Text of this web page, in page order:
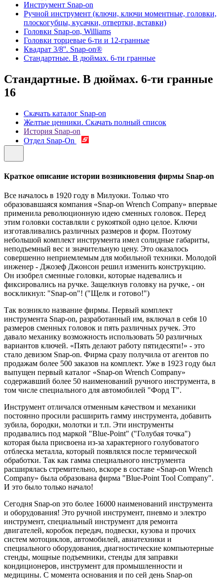
Инструмент Snap-on
Ручной инструмент (ключи, ключи моментные, головки,
плоскогубцы, кусачки, отвертки, вставки)
Головки Snap-on, Williams
Головки торцевые 6-ти и 12-гранные
Квадрат 3/8''. Snap-on®
Стандартные. В дюймах. 6-ти гранные
Стандартные. В дюймах. 6-ти гранные
16
Скачать каталог Snap-on
Желтые ценники. Скачать полный список
История Snap-on
Отдел Snap-On
Краткое описание истории возникновения фирмы Snap-on
Все началось в 1920 году в Милуоки. Только что
образовавшаяся компания «Snap-on Wrench Company» впервые
применила революционную идею сменных головок. Перед
этим головки составляли с рукояткой одно целое. Ключи
изготавливались различных размеров и форм. Поэтому
небольшой комплект инструмента имел солидные габариты,
неподъемный вес и значительную цену. Это оказалось
совершенно неприемлемым для мобильной техники. Молодой
инженер - Джозеф Джонсон решил изменить конструкцию.
Он изобрел сменные головки, которые надевались и
фиксировались на ручке. Защелкнув головку на ручке, - он
воскликнул: "Snap-on"! ("Щелк и готово!")
Так возникло название фирмы. Первый комплект
инструмента Snap-on, разработанный им, включал в себя 10
размеров сменных головок и пять различных ручек. Это
давало механику возможность использовать 50 различных
вариантов ключей. «Пять делают работу пятидесяти!» - это
стало девизом Snap-on. Фирма сразу получила от агентов по
продажам более 500 заказов на комплект. Уже в 1923 году был
выпущен первый каталог «Snap-on Wrench Company»
содержавший более 50 наименований ручного инструмента, в
том числе специального для автомобилей "Форд Т".
Инструмент отличался отменным качеством и механики
постоянно просили расширить гамму инструмента, добавить
зубила, бородки, молотки и т.п. Эти инструменты
продавались под маркой "Blue-Point" ("Голубая точка")
которая была присвоена из-за характерного голубоватого
отблеска металла, который появлялся после термической
обработки. Так как гамма специального инструмента
расширялась стремительно, вскоре в составе «Snap-on Wrench
Company» была образована фирма "Blue-Point Tool Company".
И это было только начало!
Сегодня Snap-on это более 16000 наименований инструмента
и оборудования! Это ручной инструмент, пневмо и электро
инструмент, специальный инструмент для ремонта
двигателей, коробок передач, подвески, кузова и прочих
систем мотоциклов, автомобилей, авиатехники и
специального оборудования, диагностические компьютерные
стенды, мощные подъемники, стенды для заправки
кондиционеров, инструмент для промышленности и
медицины. С момента основания и по сей день Snap-on